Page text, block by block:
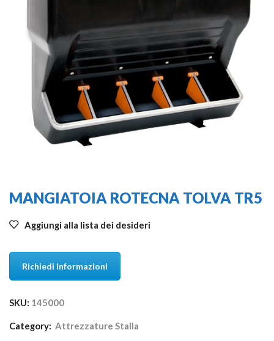
MANGIATOIA ROTECNA TOLVA TR5
Aggiungi alla lista dei desideri
Richiedi Informazioni
SKU: 145000
Category: Attrezzature Stalla